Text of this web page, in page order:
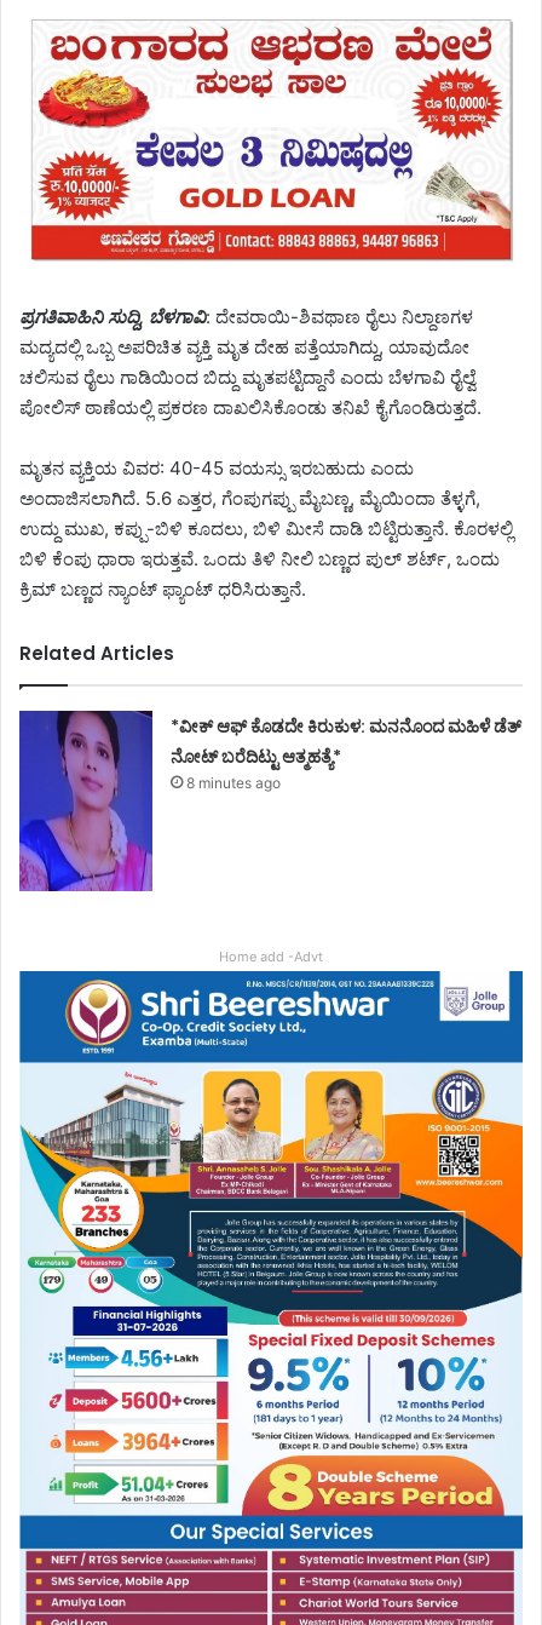
ಪ್ರಗತಿವಾಹಿನಿ ಸುದ್ದಿ, ಬೆಳಗಾವಿ: ದೇವರಾಯಿ-ಶಿವಥಾಣ ರೈಲು ನಿಲ್ದಾಣಗಳ
ಮದ್ಯದಲ್ಲಿ ಒಬ್ಬ ಅಪರಿಚಿತ ವ್ಯಕ್ತಿ ಮೃತ ದೇಹ ಪತ್ತೆಯಾಗಿದ್ದು, ಯಾವುದೋ
ಚಲಿಸುವ ರೈಲು ಗಾಡಿಯಿಂದ ಬಿದ್ದು ಮೃತಪಟ್ಟಿದ್ದಾನೆ ಎಂದು ಬೆಳಗಾವಿ ರೈಲ್ವೆ
ಪೋಲಿಸ್ ಠಾಣೆಯಲ್ಲಿ ಪ್ರಕರಣ ದಾಖಲಿಸಿಕೊಂಡು ತನಿಖೆ ಕೈಗೊಂಡಿರುತ್ತದೆ.
ಮೃತನ ವ್ಯಕ್ತಿಯ ವಿವರ: 40-45 ವಯಸ್ಸು ಇರಬಹುದು ಎಂದು
ಅಂದಾಜಿಸಲಾಗಿದೆ. 5.6 ಎತ್ತರ, ಗೆಂಪುಗಪ್ಪು ಮೈಬಣ್ಣ, ಮೈಯಿಂದಾ ತೆಳ್ಳಗೆ,
ಉದ್ದು ಮುಖ, ಕಪ್ಪು-ಬಿಳಿ ಕೂದಲು, ಬಿಳಿ ಮೀಸೆ ದಾಡಿ ಬಿಟ್ಟಿರುತ್ತಾನೆ. ಕೊರಳಲ್ಲಿ
ಬಿಳಿ ಕೆಂಪು ಧಾರಾ ಇರುತ್ತವೆ. ಒಂದು ತಿಳಿ ನೀಲಿ ಬಣ್ಣದ ಪುಲ್ ಶರ್ಟ್, ಒಂದು
ಕ್ರಿಮ್ ಬಣ್ಣದ ನ್ಯಾಂಟ್ ಫ್ಯಾಂಟ್ ಧರಿಸಿರುತ್ತಾನೆ.
Related Articles
*ವೀಕ್ ಆಫ್ ಕೊಡದೇ ಕಿರುಕುಳ: ಮನನೊಂದ ಮಹಿಳೆ ಡೆತ್
ನೋಟ್ ಬರೆದಿಟ್ಟು ಆತ್ಮಹತ್ಯೆ*
8 minutes ago
Home add -Advt